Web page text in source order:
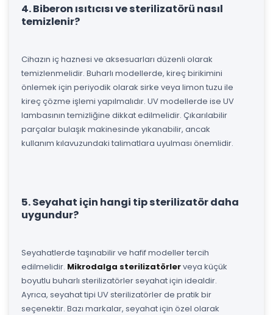
4. Biberon ısıtıcısı ve sterilizatörü nasıl
temizlenir?
Cihazın iç haznesi ve aksesuarları düzenli olarak
temizlenmelidir. Buharlı modellerde, kireç birikimini
önlemek için periyodik olarak sirke veya limon tuzu ile
kireç çözme işlemi yapılmalıdır. UV modellerde ise UV
lambasının temizliğine dikkat edilmelidir. Çıkarılabilir
parçalar bulaşık makinesinde yıkanabilir, ancak
kullanım kılavuzundaki talimatlara uyulması önemlidir.
5. Seyahat için hangi tip sterilizatör daha
uygundur?
Seyahatlerde taşınabilir ve hafif modeller tercih
edilmelidir. Mikrodalga sterilizatörlerveya küçük
boyutlu buharlı sterilizatörler seyahat için idealdir.
Ayrıca, seyahat tipi UV sterilizatörler de pratik bir
seçenektir. Bazı markalar, seyahat için özel olarak